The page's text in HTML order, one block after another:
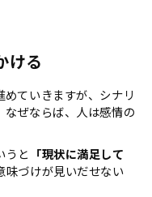
ける
ていきますが、シナリ
ぜならば、人は感情の
うと 「現状に満足して
味づけが見いだせない